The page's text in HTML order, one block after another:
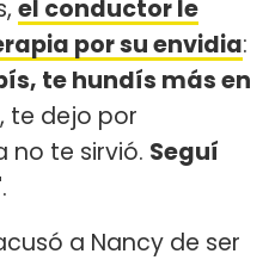
el conductor le
por su envidia:
te hundís más en
te dejo por
no te sirvió. Seguí
a Nancy de ser